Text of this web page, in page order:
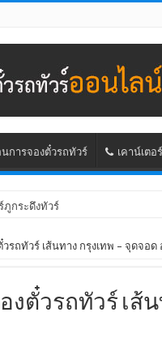
การจองตั๋วรถทัวร์ เคาน์เตอ
ภูกระดึงทัวร์
ถทัวร์ เส้นทาง กรุงเทพ – จุดจอ
ตั๋วรถทัวร์ เส้น